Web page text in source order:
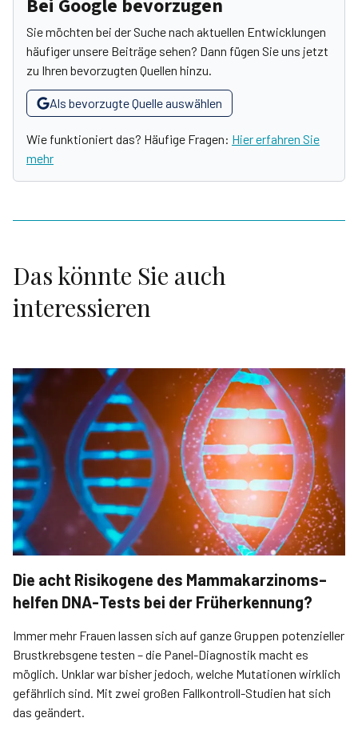
Bei Google bevorzugen
Sie möchten bei der Suche nach aktuellen Entwicklungen
häufiger unsere Beiträge sehen? Dann fügen Sie uns jetzt
zu Ihren bevorzugten Quellen hinzu.
Als bevorzugte Quelle auswählen
Wie funktioniert das? Häufige Fragen: Hier erfahren Sie
mehr
Das könnte Sie auch
interessieren
Die acht Risikogene des Mammakarzinoms–
helfen DNA-Tests bei der Früherkennung?
Immer mehr Frauen lassen sich auf ganze Gruppen potenzieller
Brustkrebsgene testen – die Panel-Diagnostik macht es
möglich. Unklar war bisher jedoch, welche Mutationen wirklich
gefährlich sind. Mit zwei großen Fallkontroll-Studien hat sich
das geändert.